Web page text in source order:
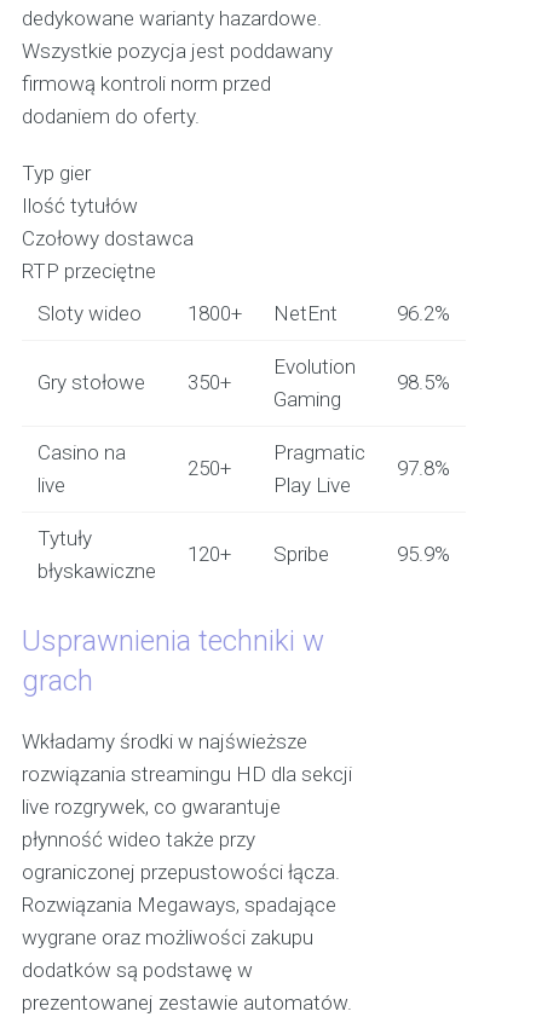
dedykowane warianty hazardowe.
Wszystkie pozycja jest poddawany
firmową kontroli norm przed
dodaniem do oferty.
Typ gier
Ilość tytułów
Czołowy dostawca
RTP przeciętne
Sloty wideo
1800+ NetEnt 96.2%
Gry stołowe 350+
Evolution
Gaming
98.5%
Casino na
live
250+
Pragmatic
Play Live
97.8%
Tytuły
błyskawiczne
120+ Spribe 95.9%
Usprawnienia techniki w
grach
Wkładamy środki w najświeższe
rozwiązania streamingu HD dla sekcji
live rozgrywek, co gwarantuje
płynność wideo także przy
ograniczonej przepustowości łącza.
Rozwiązania Megaways, spadające
wygrane oraz możliwości zakupu
dodatków są podstawę w
prezentowanej zestawie automatów.